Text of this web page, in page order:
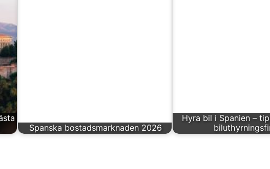
Spanska bostadsmarknaden 2026
Hyra bil i Spanien –